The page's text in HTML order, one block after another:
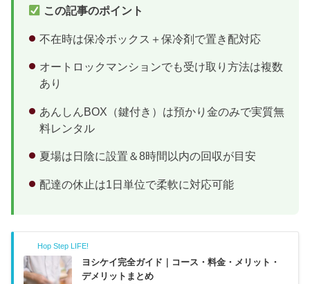
この記事のポイント
不在時は保冷ボックス＋保冷剤で置き配対応
オートロックマンションでも受け取り方法は複数
あり
あんしんBOX（鍵付き）は預かり金のみで実質無
料レンタル
夏場は日陰に設置＆8時間以内の回収が目安
配達の休止は1日単位で柔軟に対応可能
Hop Step LIFE!
ヨシケイ完全ガイド｜コース・料金・メリット・
デメリットまとめ